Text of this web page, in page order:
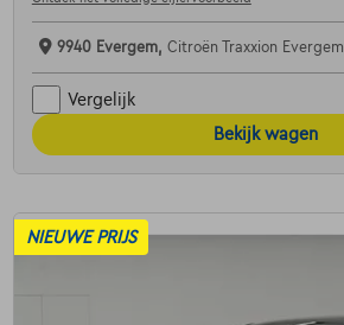
9940 Evergem, Citroën Traxxion Evergem
Vergelijk
Bekijk wagen
NIEUWE PRIJS